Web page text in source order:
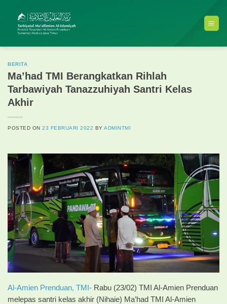
content
BERITA
Ma’had TMI Berangkatkan Rihlah
Tarbawiyah Tanazzuhiyah Santri Kelas
Akhir
POSTED ON23 FEBRUARI 2022 BYADMINTMI
Al-Amien Prenduan, TMI- Rabu (23/02) TMI Al-Amien Prenduan
melepas santri kelas akhir (Nihaie) Ma’had TMI Al-Amien